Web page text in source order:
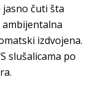
čuti šta
izdvojena.
slušalicama po